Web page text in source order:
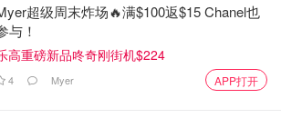
超级周末炸场🔥满$100返$15 Chanel也
与！
高重磅新品咚奇刚街机$224
4 Myer APP打开